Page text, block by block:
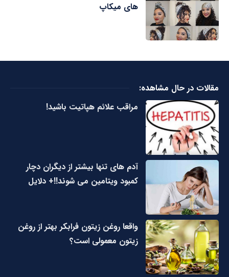
های میکاپ
مقالات در حال مشاهده:
مراقب علائم هپاتیت باشید!
آدم های تنها بیشتر از دیگران دچار
کمبود ویتامین می شوند!!+ دلایل
واقعا روغن زیتون فرابکر بهتر از روغن
زیتون معمولی است؟